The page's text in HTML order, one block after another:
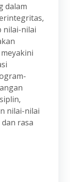
dalam
nilai-nilai
nilai-nilai
rasa